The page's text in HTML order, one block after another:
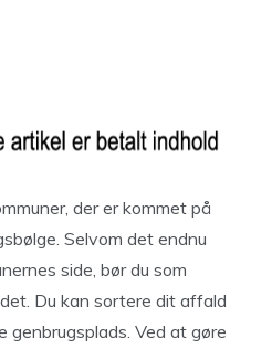
der er kommet på
Selvom det endnu
side, bør du som
Du kan sortere dit affald
genbrugsplads. Ved at gøre